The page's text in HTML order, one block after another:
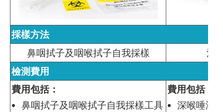
採樣方法
鼻咽拭子及咽喉拭子自我採樣 深
檢測費用
費用包括：
鼻咽拭子及咽喉拭子自我採樣工具
費用包括：
深喉唾液